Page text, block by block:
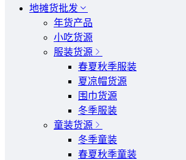
地摊货批发
年货产品
小吃货源
服装货源
春夏秋季服装
夏凉帽货源
围巾货源
冬季服装
童装货源
冬季童装
春夏秋季童装